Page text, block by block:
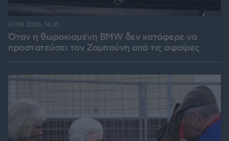
Όταν η θωρακισμένη BMW δεν κατάφερε να
προστατεύσει τον Ζαμπούνη από τις σφαίρες
07.08.2026, 14:35